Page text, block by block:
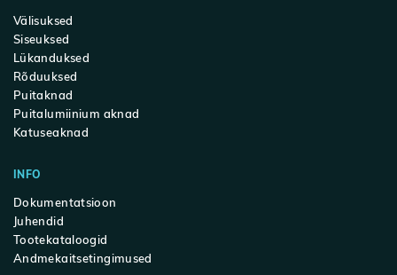
Välisuksed
Siseuksed
Lükanduksed
Rõduuksed
Puitaknad
Puitalumiinium aknad
Katuseaknad
INFO
Dokumentatsioon
Juhendid
Tootekataloogid
Andmekaitsetingimused